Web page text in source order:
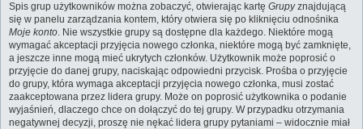
Spis grup użytkowników można zobaczyć, otwierając kartę Grupyznajdującą
się w panelu zarządzania kontem, który otwiera się po kliknięciu odnośnika
Moje konto. Nie wszystkie grupy są dostępne dla każdego. Niektóre mogą
wymagać akceptacji przyjęcia nowego członka, niektóre mogą być zamknięte,
a jeszcze inne mogą mieć ukrytych członków. Użytkownik może poprosić o
przyjęcie do danej grupy, naciskając odpowiedni przycisk. Prośba o przyjęcie
do grupy, która wymaga akceptacji przyjęcia nowego członka, musi zostać
zaakceptowana przez lidera grupy. Może on poprosić użytkownika o podanie
wyjaśnień, dlaczego chce on dołączyć do tej grupy. W przypadku otrzymania
negatywnej decyzji, proszę nie nękać lidera grupy pytaniami – widocznie miał